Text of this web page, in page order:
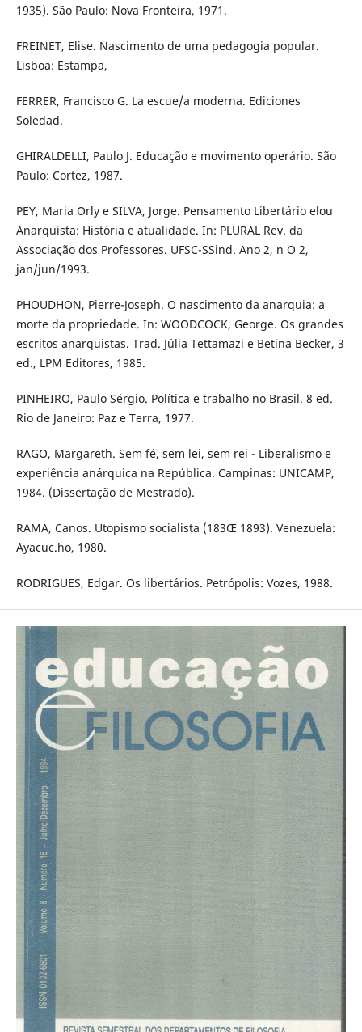
1935). São Paulo: Nova Fronteira, 1971.
FREINET, Elise. Nascimento de uma pedagogia popular.
Lisboa: Estampa,
FERRER, Francisco G. La escue/a moderna. Ediciones
Soledad.
GHIRALDELLI, Paulo J. Educação e movimento operário. São
Paulo: Cortez, 1987.
PEY, Maria Orly e SILVA, Jorge. Pensamento Libertário elou
Anarquista: História e atualidade. In: PLURAL Rev. da
Associação dos Professores. UFSC-SSind. Ano 2, n O 2,
jan/jun/1993.
PHOUDHON, Pierre-Joseph. O nascimento da anarquia: a
morte da propriedade. In: WOODCOCK, George. Os grandes
escritos anarquistas. Trad. Júlia Tettamazi e Betina Becker, 3
ed., LPM Editores, 1985.
PINHEIRO, Paulo Sérgio. Política e trabalho no Brasil. 8 ed.
Rio de Janeiro: Paz e Terra, 1977.
RAGO, Margareth. Sem fé, sem lei, sem rei - Liberalismo e
experiência anárquica na República. Campinas: UNICAMP,
1984. (Dissertação de Mestrado).
RAMA, Canos. Utopismo socialista (183Œ 1893). Venezuela:
Ayacuc.ho, 1980.
RODRIGUES, Edgar. Os libertários. Petrópolis: Vozes, 1988.